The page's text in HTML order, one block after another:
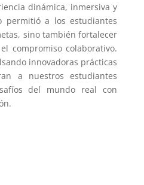
dinámica, inmersiva y
permitió a los estudiantes
sino también fortalecer
compromiso colaborativo.
innovadoras prácticas
a nuestros estudiantes
del mundo real con